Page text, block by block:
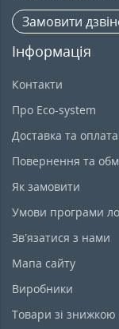
Замовити
Інформація
Контакти
Про Eco-system
Доставка та оплата
Повернення та
Як замовити
Умови програми
Зв’язатися з нами
Мапа сайту
Виробники
Товари зі знижкою